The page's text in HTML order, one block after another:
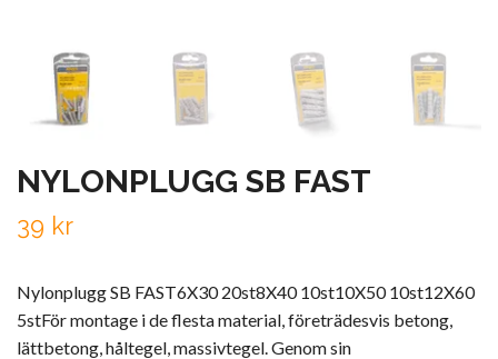
NYLONPLUGG SB FAST
39 kr
Nylonplugg SB FAST6X30 20st8X40 10st10X50 10st12X60
5stFör montage i de flesta material, företrädesvis betong,
lättbetong, håltegel, massivtegel. Genom sin